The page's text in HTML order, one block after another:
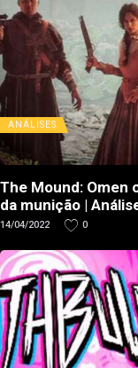
ANÁLISES
The Mound: Omen
da munição |
14/04/2022 0